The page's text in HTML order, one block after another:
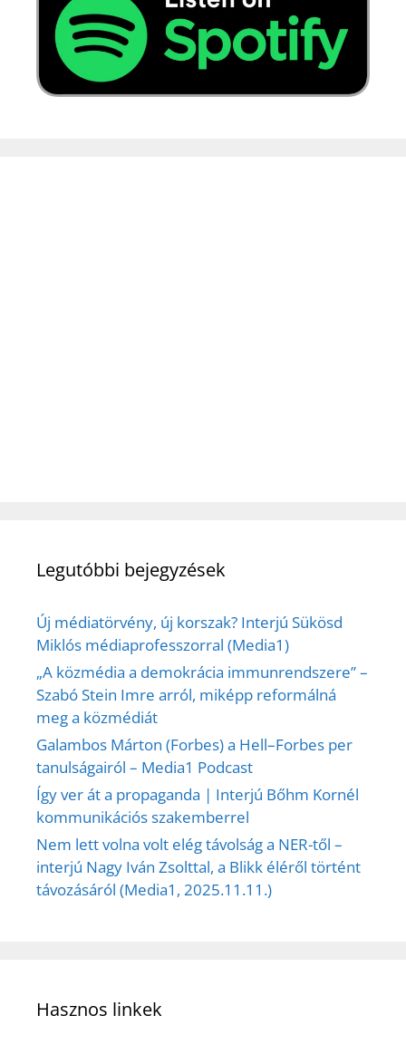
Legutóbbi bejegyzések
Új médiatörvény, új korszak? Interjú Sükösd
Miklós médiaprofesszorral (Media1)
„A közmédia a demokrácia immunrendszere” –
Szabó Stein Imre arról, miképp reformálná
meg a közmédiát
Galambos Márton (Forbes) a Hell–Forbes per
tanulságairól – Media1 Podcast
Így ver át a propaganda | Interjú Bőhm Kornél
kommunikációs szakemberrel
Nem lett volna volt elég távolság a NER-től –
interjú Nagy Iván Zsolttal, a Blikk éléről történt
távozásáról (Media1, 2025.11.11.)
Hasznos linkek